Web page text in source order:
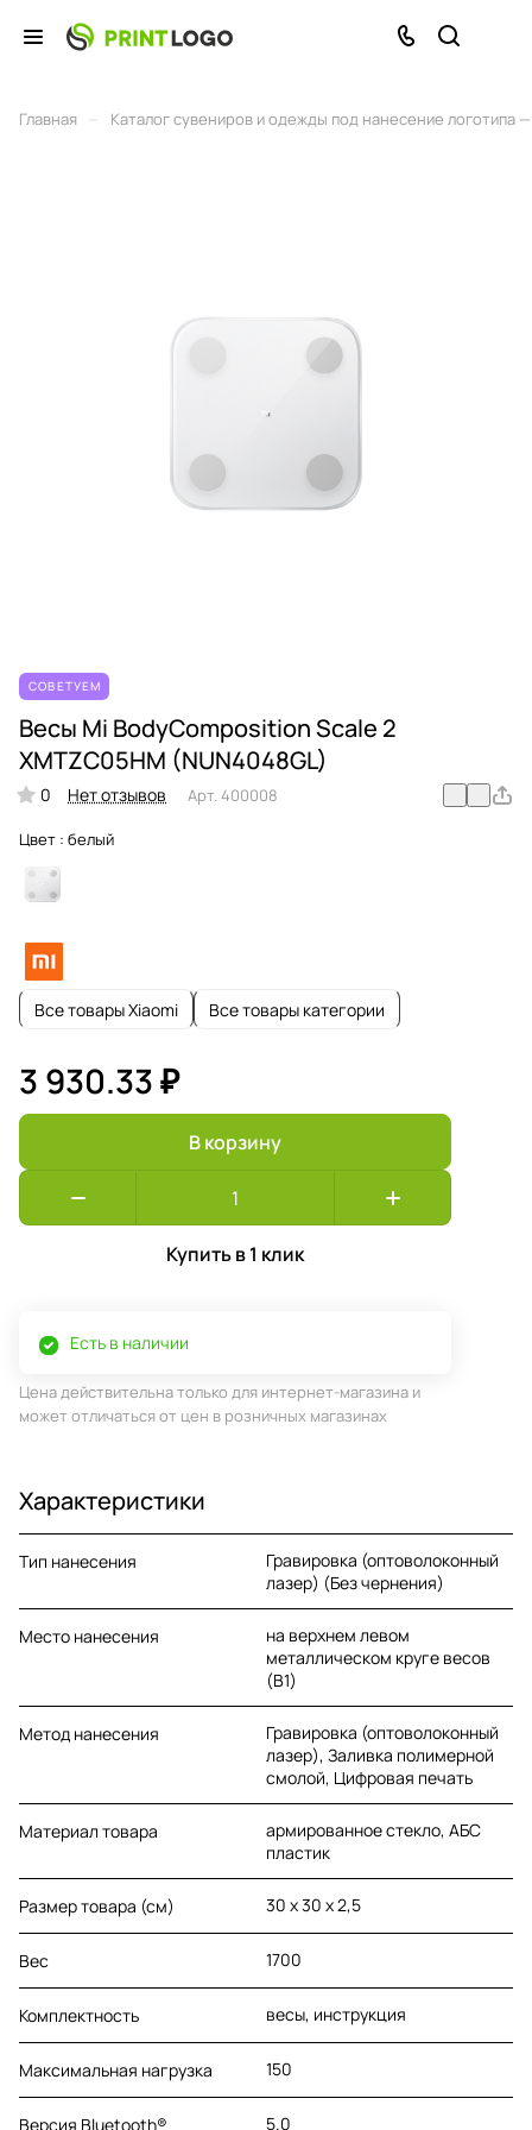
Главная Каталог сувениров и одежды под нанесение логотипа
СОВЕТУЕМ
Весы Mi BodyComposition Scale 2
XMTZC05HM (NUN4048GL)
0 Нет отзывов Арт. 400008
Цвет : белый
Все товары Xiaomi Все товары категории
3 930.33 ₽
В корзину
Купить в 1 клик
Есть в наличии
Цена действительна только для интернет-магазина и
может отличаться от цен в розничных магазинах
Характеристики
Тип нанесения
Гравировка (оптоволоконный
лазер) (Без чернения)
Место нанесения
на верхнем левом
металлическом круге весов
(B1)
Метод нанесения
Гравировка (оптоволоконный
лазер), Заливка полимерной
смолой, Цифровая печать
Материал товара
армированное стекло, АБС
пластик
Размер товара (см) 30 х 30 х 2,5
Вес 1700
Комплектность весы, инструкция
Максимальная нагрузка 150
Версия Bluetooth® 5.0